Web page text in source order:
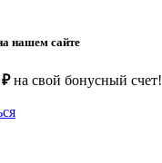
нашем сайте
₽на свой бонусный счет!